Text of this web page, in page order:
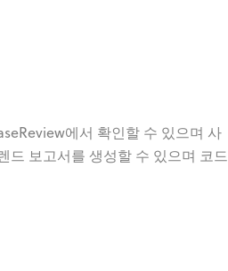
에서 확인할 수 있으며 사
드 보고서를 생성할 수 있으며 코드